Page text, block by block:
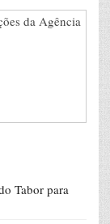
da Agência
Tabor para